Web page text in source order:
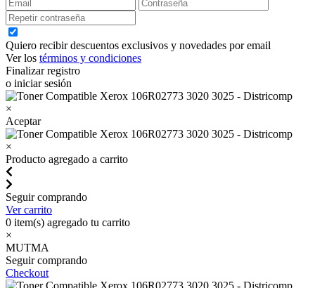
Quiero recibir descuentos exclusivos y novedades por email
Ver los términos y condiciones
Finalizar registro
o iniciar sesión
×
Aceptar
×
Producto agregado a carrito
Seguir comprando
Ver carrito
0 item(s) agregado tu carrito
×
MUTMA
Seguir comprando
Checkout